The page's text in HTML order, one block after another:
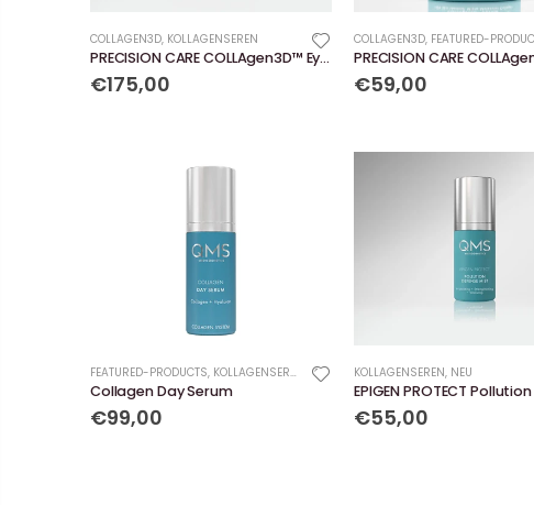
COLLAGEN3D, KOLLAGENSEREN
PRECISION CARE COLLAgen3D™ Eye Cream
€175,00
COLLAGEN3D, FEATURED-
€59,00
FEATURED-PRODUCTS, KOLLAGENSEREN
Collagen Day Serum
€99,00
KOLLAGENSEREN, NEU
€55,00